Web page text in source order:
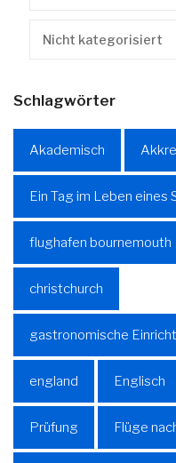
Nicht kategorisiert
Schlagwörter
Akademisch
Ein Tag im Leben eines
flughafen bournemouth
christchurch
gastronomische
england Englisch
Prüfung Flüge